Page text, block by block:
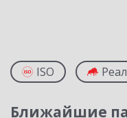
ISO
Ближайшие